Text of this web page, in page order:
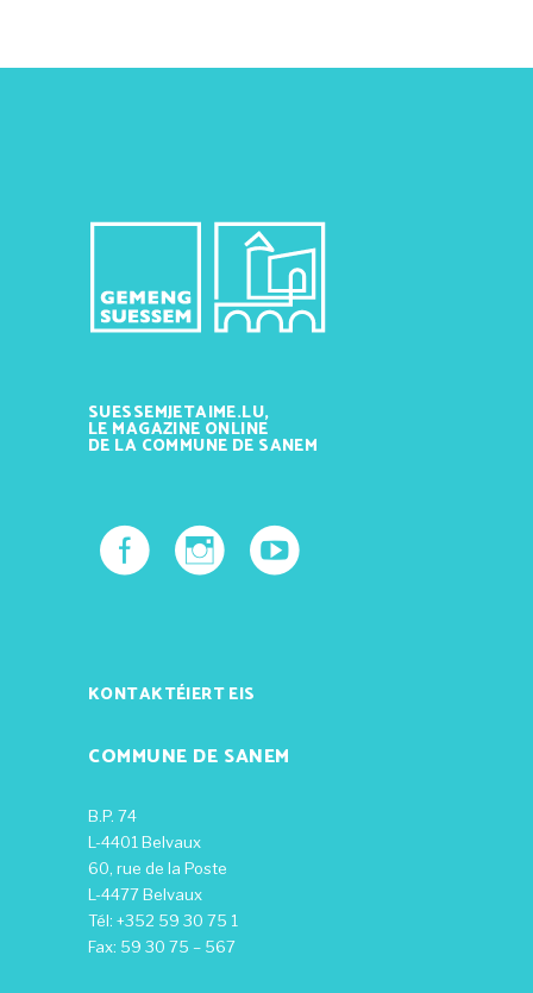
SUESSEMJETAIME.LU,
LE MAGAZINE ONLINE
DE LA COMMUNE DE SANEM
KONTAKTÉIERT EIS
COMMUNE DE SANEM
B.P. 74
L-4401 Belvaux
60, rue de la Poste
L-4477 Belvaux
Tél: +352 59 30 75 1
Fax: 59 30 75 – 567